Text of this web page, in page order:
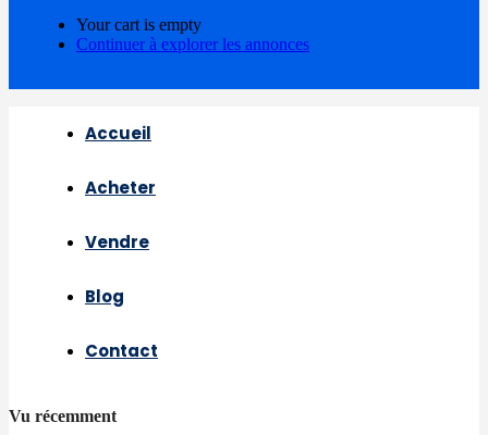
Your cart is empty
Continuer à explorer les annonces
Accueil
Acheter
Vendre
Blog
Contact
Vu récemment